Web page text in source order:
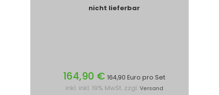
nicht lieferbar
164,90 € 164,90 Euro pro Set
inkl. inkl. 19% MwSt. zzgl. Versand